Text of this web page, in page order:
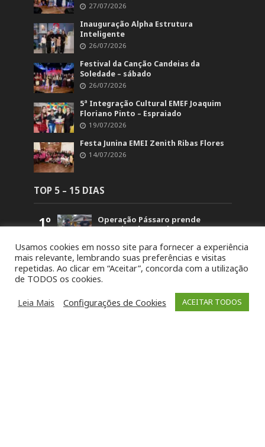
27/07/2026
Inauguração Alpha Estrutura
Inteligente
26/07/2026
Festival da Canção Candeias da
Soledade – sábado
26/07/2026
5ª Integração Cultural EMEF Joaquim
Floriano Pinto – Espraiado
19/07/2026
Festa Junina EMEI Zenith Ribas Flores
14/07/2026
TOP 5 – 15 DIAS
1º
Operação Pássaro prende
suspeito de mandar matar
5.839
2º
Retorno no acesso a Arvorezinha
permanece bloqueado na BR-386
até domingo (26)
3º
19ª Ronda Crioula do Piquete
Cambará é lançada na
Usamos cookies em nosso site para fornecer a experiência
mais relevante, lembrando suas preferências e visitas
repetidas. Ao clicar em “Aceitar”, concorda com a utilização
de TODOS os cookies.
Leia Mais
Configurações de Cookies ACEITAR TODOS